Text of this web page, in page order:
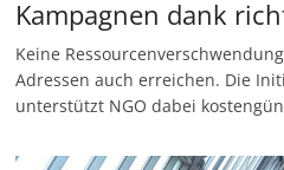
Kampagnen dank
Keine
Adressen auch erreichen. Die
unterstützt NGO dabei